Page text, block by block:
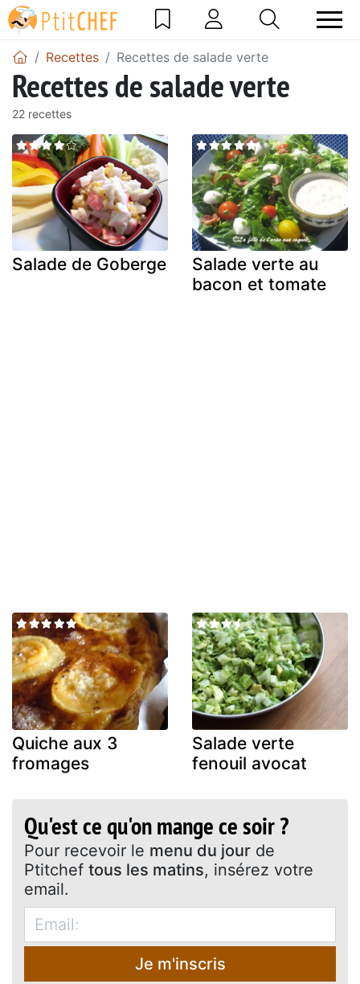
Recettes Recettes de salade verte
Recettes de salade verte
22 recettes
Salade de Goberge
Salade verte au
bacon et tomate
Quiche aux 3
fromages
Salade verte
fenouil avocat
Qu'est ce qu'on mange ce soir ?
Pour recevoir le menu du jour de
Ptitchef tous les matins, insérez votre
email.
Je m'inscris